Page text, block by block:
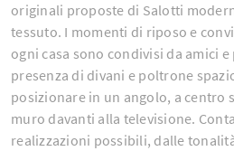
originali proposte di Salotti
tessuto. I momenti di riposo e
ogni casa sono condivisi da amici
presenza di divani e poltrone
posizionare in un angolo, a centro
muro davanti alla televisione.
realizzazioni possibili, dalle